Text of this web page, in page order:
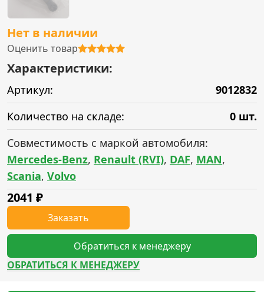
Нет в наличии
Оценить товар
Характеристики:
Артикул:
9012832
Количество на складе:
0 шт.
Совместимость с маркой автомобиля:
Mercedes-Benz, Renault (RVI), DAF, MAN,
Scania, Volvo
2041 ₽
Заказать
Обратиться к менеджеру
ОБРАТИТЬСЯ К МЕНЕДЖЕРУ